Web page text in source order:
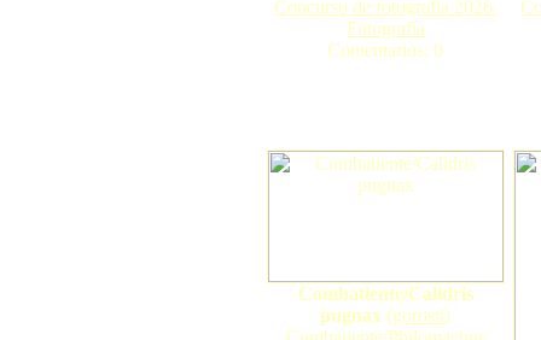
Concurso de fotografía 2026.
Fotografía
Comentarios: 0
Combatiente/Calidris
pugnax (gorosti)